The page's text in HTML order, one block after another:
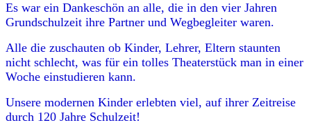
Es war ein Dankeschön an alle, die in den vier Jahren
Grundschulzeit ihre Partner und Wegbegleiter waren.
Alle die zuschauten ob Kinder, Lehrer, Eltern staunten
nicht schlecht, was für ein tolles Theaterstück man in einer
Woche einstudieren kann.
Unsere modernen Kinder erlebten viel, auf ihrer Zeitreise
durch 120 Jahre Schulzeit!